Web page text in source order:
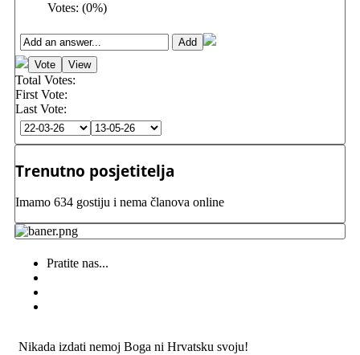
Votes: (0%)
Total Votes:
First Vote:
Last Vote:
Trenutno posjetitelja
Imamo 634 gostiju i nema članova online
Pratite nas...
Nikada izdati nemoj Boga ni Hrvatsku svoju!